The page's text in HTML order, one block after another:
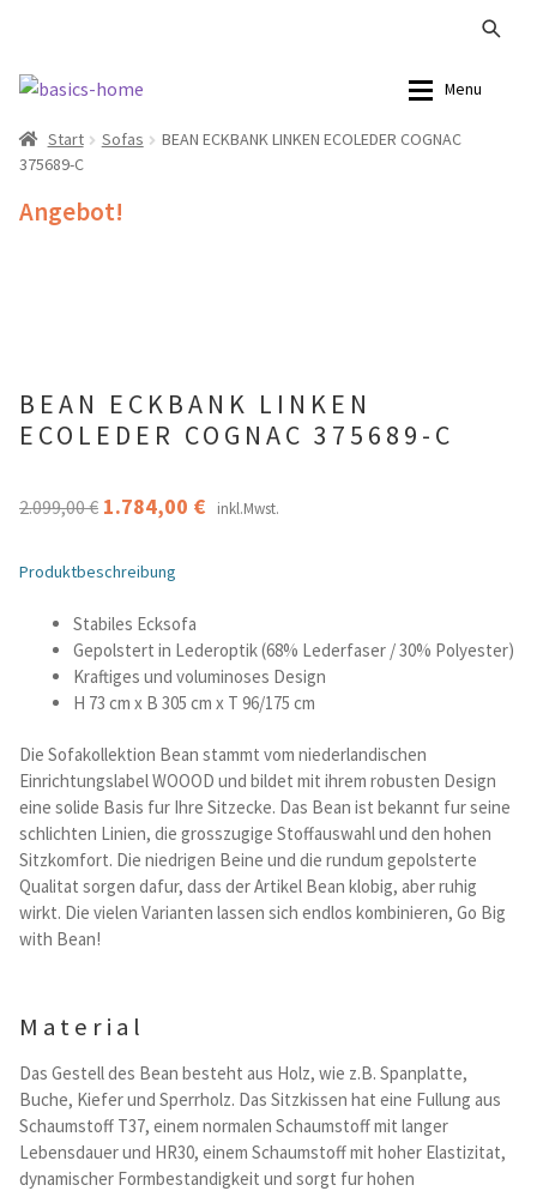
Zur
springen
Zum
springen
Menu
Alle Produkte
Sofas
Aufbewahrung
Schreibtische & Kids
Outdoor
TV- und Mediamöbel
Kataloge Landhaus
Kataloge Massivholz
Massivholz Wohnen
Kataloge Trends
Summer Sale
Alle Produkte
Kataloge Landhaus
Summer Sale
Start Sofas
BEAN ECKBANK LINKEN ECOLEDER COGNAC
375689-C
Angebot!
BEAN ECKBANK LINKEN
ECOLEDER COGNAC 375689-C
2.099,00€ Ursprünglicher
war:
2.099,00 €
1.784,00 €Aktueller
inkl.Mwst.
Produktbeschreibung
Stabiles Ecksofa
Gepolstert in Lederoptik (68% Lederfaser / 30% Polyester)
Kraftiges und voluminoses Design
H 73 cm x B 305 cm x T 96/175 cm
Die Sofakollektion Bean stammt vom niederlandischen
Einrichtungslabel WOOOD und bildet mit ihrem robusten Design
eine solide Basis fur Ihre Sitzecke. Das Bean ist bekannt fur seine
schlichten Linien, die grosszugige Stoffauswahl und den hohen
Sitzkomfort. Die niedrigen Beine und die rundum gepolsterte
Qualitat sorgen dafur, dass der Artikel Bean klobig, aber ruhig
wirkt. Die vielen Varianten lassen sich endlos kombinieren, Go Big
with Bean!
Material
Das Gestell des Bean besteht aus Holz, wie z.B. Spanplatte,
Buche, Kiefer und Sperrholz. Das Sitzkissen hat eine Fullung aus
Schaumstoff T37, einem normalen Schaumstoff mit langer
Lebensdauer und HR30, einem Schaumstoff mit hoher Elastizitat,
dynamischer Formbestandigkeit und sorgt fur hohen